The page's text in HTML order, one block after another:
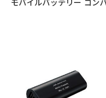
モバイルバッテリー コン